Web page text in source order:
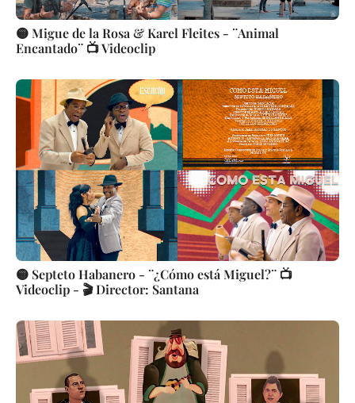
🟡 Migue de la Rosa & Karel Fleites - ¨Animal
Encantado¨ 📺 Videoclip
🟡 Septeto Habanero - ¨¿Cómo está Miguel?¨ 📺
Videoclip - 🎬 Director: Santana